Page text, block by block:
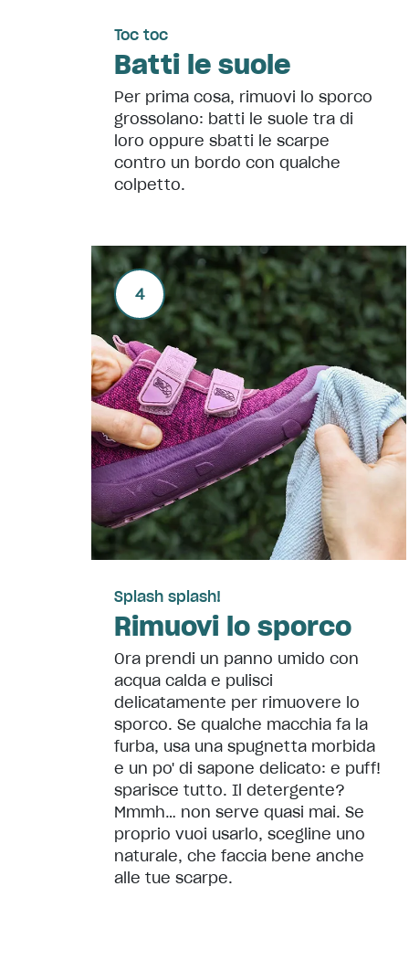
Toc toc
Batti le suole
Per prima cosa, rimuovi lo sporco
grossolano: batti le suole tra di
loro oppure sbatti le scarpe
contro un bordo con qualche
colpetto.
4
Splash splash!
Rimuovi lo sporco
Ora prendi un panno umido con
acqua calda e pulisci
delicatamente per rimuovere lo
sporco. Se qualche macchia fa la
furba, usa una spugnetta morbida
e un po' di sapone delicato: e puff!
sparisce tutto. Il detergente?
Mmmh… non serve quasi mai. Se
proprio vuoi usarlo, scegline uno
naturale, che faccia bene anche
alle tue scarpe.